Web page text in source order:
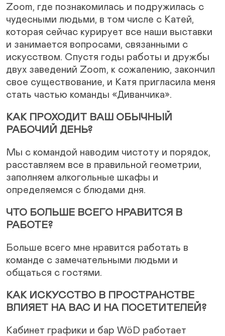
Zoom, где познакомилась и подружилась с
чудесными людьми, в том числе с Катей,
которая сейчас курирует все наши выставки
и занимается вопросами, связанными с
искусством. Спустя годы работы и дружбы
двух заведений Zoom, к сожалению, закончил
свое существование, и Катя пригласила меня
стать частью команды «Диванчика».
КАК ПРОХОДИТ ВАШ ОБЫЧНЫЙ
РАБОЧИЙ ДЕНЬ?
Мы с командой наводим чистоту и порядок,
расставляем все в правильной геометрии,
заполняем алкогольные шкафы и
определяемся с блюдами дня.
ЧТО БОЛЬШЕ ВСЕГО НРАВИТСЯ В
РАБОТЕ?
Больше всего мне нравится работать в
команде с замечательными людьми и
общаться с гостями.
КАК ИСКУССТВО В ПРОСТРАНСТВЕ
ВЛИЯЕТ НА ВАС И НА ПОСЕТИТЕЛЕЙ?
Кабинет графики и бар WöD работает